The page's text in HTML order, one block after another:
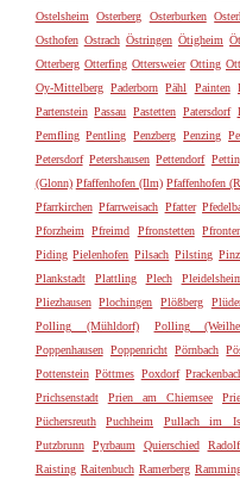
Ostelsheim
Osterberg Osterburken
Osthofen Ostrach Östringen Ötigheim
Otterberg Otterfing Ottersweier Otting
Oy-Mittelberg Paderborn Pähl Painten
Partenstein Passau Pastetten Patersdorf
Pemfling Pentling Penzberg Penzing
Petersdorf Petershausen Pettendorf
(Glonn) Pfaffenhofen (Ilm) Pfaffenhofen
Pfarrkirchen Pfarrweisach Pfatter
Pforzheim
Pfreimd Pfronstetten
Piding Pielenhofen Pilsach Pilsting
Plankstadt
Plattling Plech
Pliezhausen
Plochingen Plößberg
Polling (Mühldorf)
Polling
Poppenhausen Poppenricht Pörnbach
Pottenstein Pöttmes Poxdorf
Prichsenstadt
Prien am Chiemsee
Püchersreuth
Puchheim Pullach im
Putzbrunn
Pyrbaum Quierschied
Raisting Raitenbuch Ramerberg